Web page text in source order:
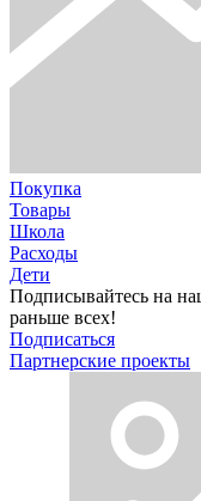
Покупка
Товары
Школа
Расходы
Дети
Подписывайтесь на
раньше всех!
Подписаться
Партнерские проекты